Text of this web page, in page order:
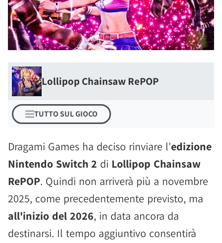
Lollipop Chainsaw RePOP
TUTTO SUL GIOCO
Dragami Games ha deciso rinviare l'edizione
Nintendo Switch 2 di Lollipop Chainsaw
RePOP. Quindi non arriverà più a novembre
2025, come precedentemente previsto, ma
all'inizio del 2026, in data ancora da
destinarsi. Il tempo aggiuntivo consentirà